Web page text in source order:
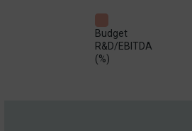
Budget
R&D/EBITDA
(%)